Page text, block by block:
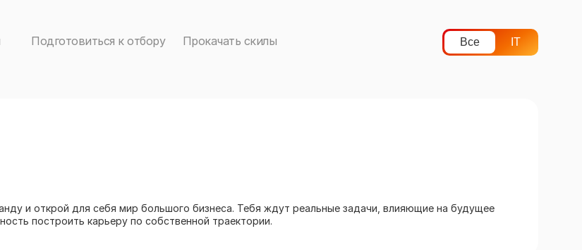
Подготовиться к отбору Прокачать скилы Все IT
и открой для себя мир большого бизнеса. Тебя ждут реальные задачи, влияющие на будущее
построить карьеру по собственной траектории.